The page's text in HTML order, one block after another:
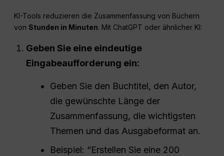
KI-Tools reduzieren die Zusammenfassung von Büchern
vonStunden in Minuten. Mit ChatGPT oder ähnlicher KI:
Geben Sie eine eindeutige
Eingabeaufforderung ein:
Geben Sie den Buchtitel, den Autor,
die gewünschte Länge der
Zusammenfassung, die wichtigsten
Themen und das Ausgabeformat an.
Beispiel: “Erstellen Sie eine 200